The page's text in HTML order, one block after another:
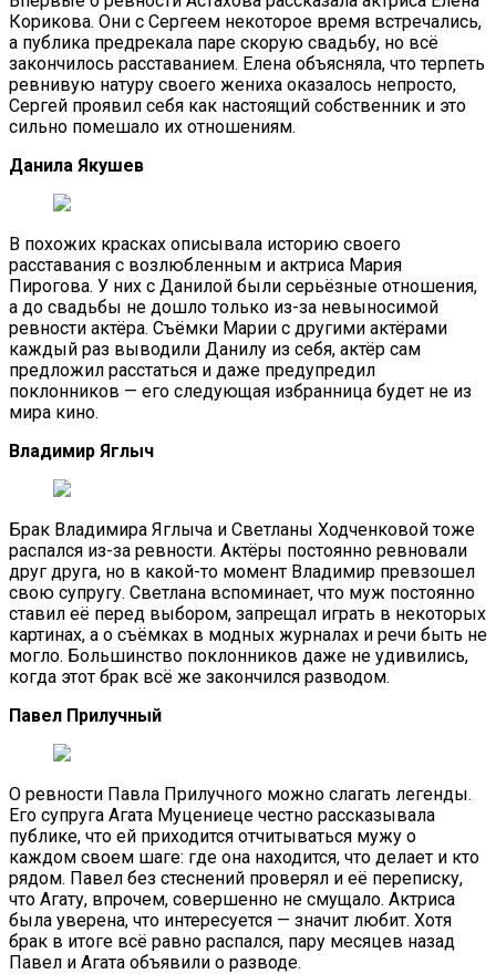
Корикова. Они с Сергеем некоторое время встречались,
а публика предрекала паре скорую свадьбу, но всё
закончилось расставанием. Елена объясняла, что терпеть
ревнивую натуру своего жениха оказалось непросто,
Сергей проявил себя как настоящий собственник и это
сильно помешало их отношениям.
Данила Якушев
В похожих красках описывала историю своего
расставания с возлюбленным и актриса Мария
Пирогова. У них с Данилой были серьёзные отношения,
а до свадьбы не дошло только из-за невыносимой
ревности актёра. Съёмки Марии с другими актёрами
каждый раз выводили Данилу из себя, актёр сам
предложил расстаться и даже предупредил
поклонников — его следующая избранница будет не из
мира кино.
Владимир Яглыч
Брак Владимира Яглыча и Светланы Ходченковой тоже
распался из-за ревности. Актёры постоянно ревновали
друг друга, но в какой-то момент Владимир превзошел
свою супругу. Светлана вспоминает, что муж постоянно
ставил её перед выбором, запрещал играть в некоторых
картинах, а о съёмках в модных журналах и речи быть не
могло. Большинство поклонников даже не удивились,
когда этот брак всё же закончился разводом.
Павел Прилучный
О ревности Павла Прилучного можно слагать легенды.
Его супруга Агата Муцениеце честно рассказывала
публике, что ей приходится отчитываться мужу о
каждом своем шаге: где она находится, что делает и кто
рядом. Павел без стеснений проверял и её переписку,
что Агату, впрочем, совершенно не смущало. Актриса
была уверена, что интересуется — значит любит. Хотя
брак в итоге всё равно распался, пару месяцев назад
Павел и Агата объявили о разводе.